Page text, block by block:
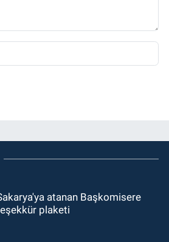
atanan Başkomisere
plaketi